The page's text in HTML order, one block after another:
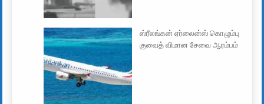
ஸ்ரீலங்கன் ஏர்லைன்ஸ் கொழும்பு
குவைத் விமான சேவை ஆரம்பம்